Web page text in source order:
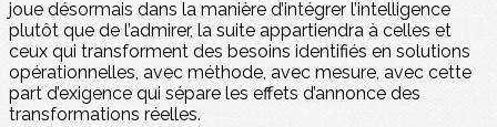
joue désormais dans la manière d’intégrer l’intelligence
plutôt que de l’admirer, la suite appartiendra à celles et
ceux qui transforment des besoins identifiés en solutions
opérationnelles, avec méthode, avec mesure, avec cette
part d’exigence qui sépare les effets d’annonce des
transformations réelles.